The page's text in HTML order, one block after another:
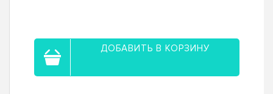
ДОБАВИТЬ В КОРЗИНУ